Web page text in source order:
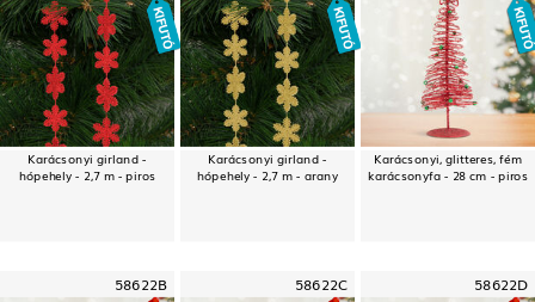
Karácsonyi girland -
hópehely - 2,7 m - piros
Karácsonyi girland -
hópehely - 2,7 m - arany
Karácsonyi, glitteres, fém
karácsonyfa - 28 cm - piros
58622B 58622C 58622D